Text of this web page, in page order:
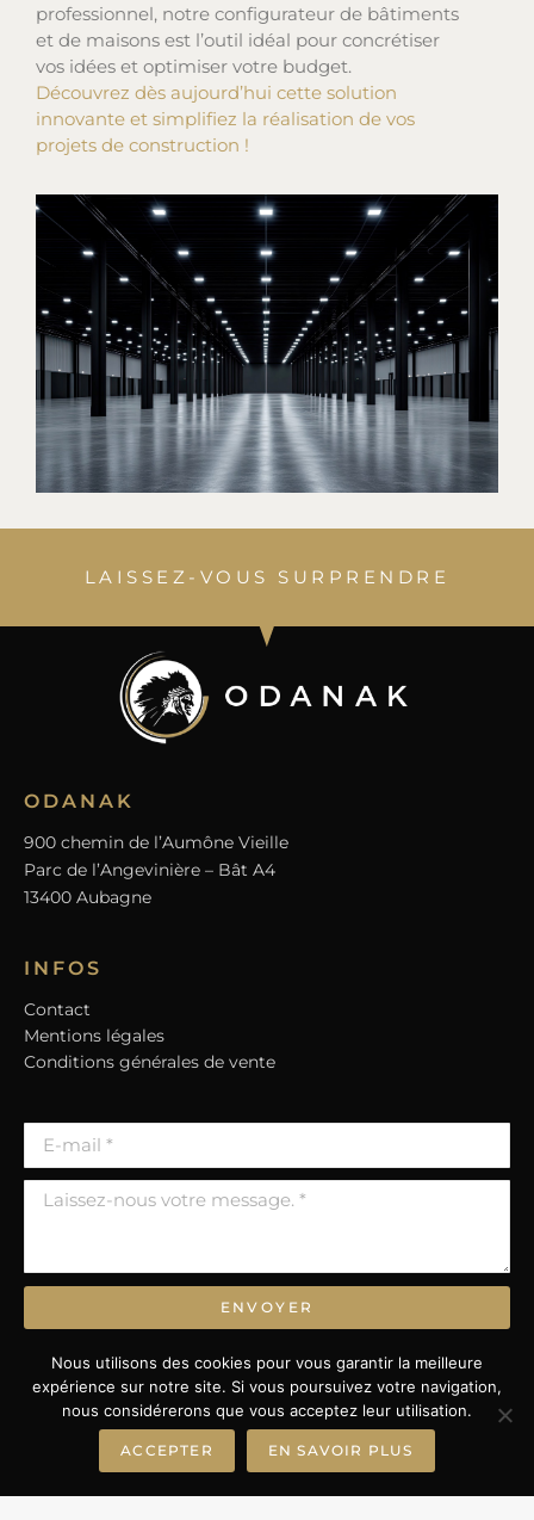
professionnel, notre configurateur de bâtiments
et de maisons est l’outil idéal pour concrétiser
vos idées et optimiser votre budget.
Découvrez dès aujourd’hui cette solution
innovante et simplifiez la réalisation de vos
projets de construction !
LAISSEZ-VOUS SURPRENDRE
ODANAK
900 chemin de l’Aumône Vieille
Parc de l’Angevinière – Bât A4
13400 Aubagne
INFOS
Contact
Mentions légales
Conditions générales de vente
ENVOYER
* Champs obligatoires.
Nous utilisons des cookies pour vous garantir la meilleure
expérience sur notre site. Si vous poursuivez votre navigation,
nous considérerons que vous acceptez leur utilisation.
ACCEPTER EN SAVOIR PLUS